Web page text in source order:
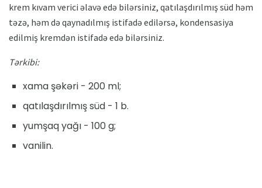
krem ​​kıvam verici əlavə edə bilərsiniz, qatılaşdırılmış süd həm
təzə, həm də qaynadılmış istifadə edilərsə, kondensasiya
edilmiş kremdən istifadə edə bilərsiniz.
Tərkibi:
xama şəkəri - 200 ml;
qatılaşdırılmış süd - 1 b.
yumşaq yağı - 100 g;
vanilin.